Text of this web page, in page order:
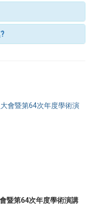
暨第64次年度學術演講